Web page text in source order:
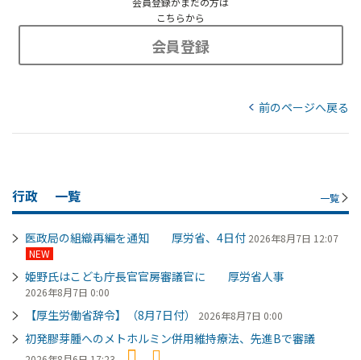
こちらから
会員登録
前のページへ戻る
行政 一覧 一覧
医政局の組織再編を通知 厚労省、4日付 2026年8月7日 12:07
NEW
姫野氏はこども庁長官官房審議官に 厚労省人事
2026年8月7日 0:00
【厚生労働省辞令】（8月7日付） 2026年8月7日 0:00
初発膠芽腫へのメトホルミン併用維持療法、先進Bで審議